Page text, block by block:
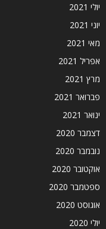
יולי 2021
יוני 2021
מאי 2021
אפריל 2021
מרץ 2021
פברואר 2021
ינואר 2021
דצמבר 2020
נובמבר 2020
אוקטובר 2020
ספטמבר 2020
אוגוסט 2020
יולי 2020